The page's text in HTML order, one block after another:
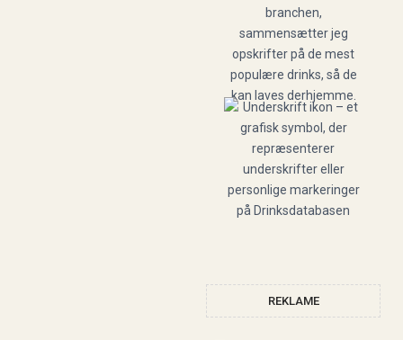
branchen,
sammensætter jeg
opskrifter på de mest
populære drinks, så de
kan laves derhjemme.
REKLAME